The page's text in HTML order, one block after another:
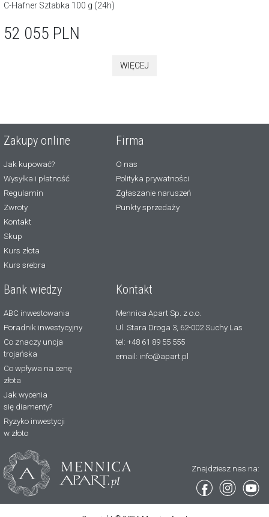
C-Hafner Sztabka 100 g (24h)
52 055 PLN
WIĘCEJ
Zakupy online
Jak kupować?
Wysyłka i płatność
Regulamin
Zwroty
Kontakt
Skup
Kurs złota
Kurs srebra
Firma
O nas
Polityka prywatności
Zgłaszanie naruszeń
Punkty sprzedaży
Bank wiedzy
ABC inwestowania
Poradnik inwestycyjny
Co znaczy uncja
trojańska
Co wpływa na cenę
złota
Jak wycenia
się diamenty?
Ryzyko inwestycji
w złoto
Kontakt
Mennica Apart Sp. z o.o.
Ul. Stara Droga 3, 62-002 Suchy Las
tel: +48 61 89 55 555
email: info@apart.pl
Znajdziesz nas na: